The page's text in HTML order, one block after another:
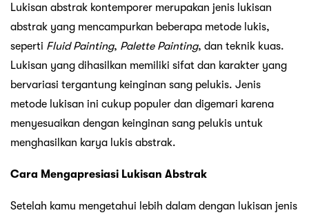
Lukisan abstrak kontemporer merupakan jenis lukisan
abstrak yang mencampurkan beberapa metode lukis,
seperti Fluid Painting, Palette Painting, dan teknik kuas.
Lukisan yang dihasilkan memiliki sifat dan karakter yang
bervariasi tergantung keinginan sang pelukis. Jenis
metode lukisan ini cukup populer dan digemari karena
menyesuaikan dengan keinginan sang pelukis untuk
menghasilkan karya lukis abstrak.
Cara Mengapresiasi Lukisan Abstrak
Setelah kamu mengetahui lebih dalam dengan lukisan jenis